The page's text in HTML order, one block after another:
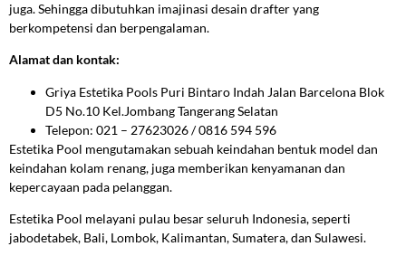
juga. Sehingga dibutuhkan imajinasi desain drafter yang
berkompetensi dan berpengalaman.
Alamat dan kontak:
Griya Estetika Pools Puri Bintaro Indah Jalan Barcelona Blok
D5 No.10 Kel.Jombang Tangerang Selatan
Telepon: 021 – 27623026 / 0816 594 596
Estetika Pool mengutamakan sebuah keindahan bentuk model dan
keindahan kolam renang, juga memberikan kenyamanan dan
kepercayaan pada pelanggan.
Estetika Pool melayani pulau besar seluruh Indonesia, seperti
jabodetabek, Bali, Lombok, Kalimantan, Sumatera, dan Sulawesi.